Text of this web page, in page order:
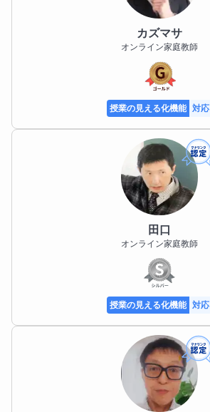
カズマサ
オンライン家庭教師
授業の見える化機能 対応
田口
オンライン家庭教師
授業の見える化機能 対応